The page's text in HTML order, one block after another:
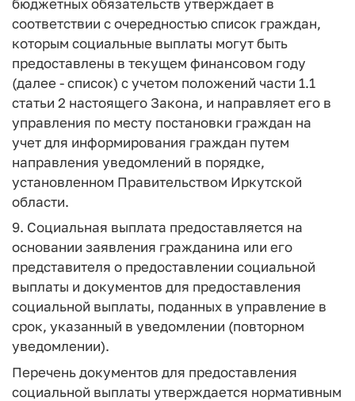
соответствии с очередностью список граждан,
которым социальные выплаты могут быть
предоставлены в текущем финансовом году
(далее - список) с учетом положений части 1.1
статьи 2 настоящего Закона, и направляет его в
управления по месту постановки граждан на
учет для информирования граждан путем
направления уведомлений в порядке,
установленном Правительством Иркутской
области.
9. Социальная выплата предоставляется на
основании заявления гражданина или его
представителя о предоставлении социальной
выплаты и документов для предоставления
социальной выплаты, поданных в управление в
срок, указанный в уведомлении (повторном
уведомлении).
Перечень документов для предоставления
социальной выплаты утверждается нормативным